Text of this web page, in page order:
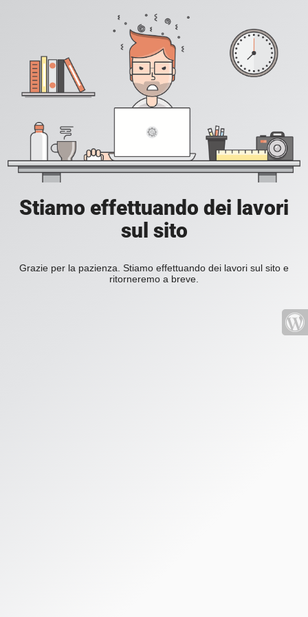
Stiamo effettuando dei lavori
sul sito
Grazie per la pazienza. Stiamo effettuando dei lavori sul sito e
ritorneremo a breve.